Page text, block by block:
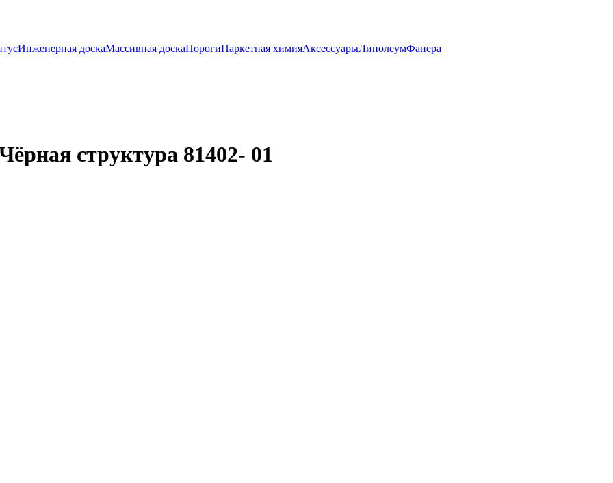
Инженерная доскаМассивная доскаПорогиПаркетная химияАксессуарыЛинолеумФанера
структура 81402- 01